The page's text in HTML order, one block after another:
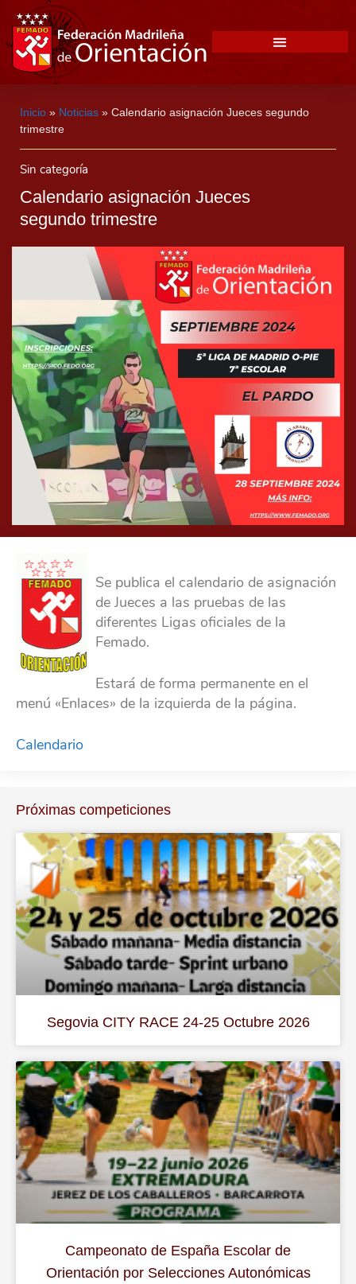
Inicio » Noticias » Calendario asignación Jueces segundo
trimestre
Sin categoría
Calendario asignación Jueces
segundo trimestre
Se publica el calendario de asignación
de Jueces a las pruebas de las
diferentes Ligas oficiales de la
Femado.
Estará de forma permanente en el
menú «Enlaces» de la izquierda de la página.
Calendario
Próximas competiciones
Segovia CITY RACE 24-25 Octubre 2026
Campeonato de España Escolar de
Orientación por Selecciones Autonómicas